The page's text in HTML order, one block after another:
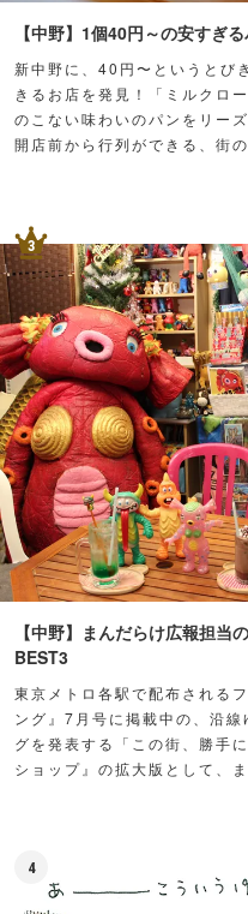
【中野】1個40円～の安すぎ
新中野に、40円〜というとび
きるお店を発見！「ミルクロ
のこない味わいのパンをリー
開店前から行列ができる、街
探るべくお店に突撃！安さや
3
【中野】まんだらけ広報担当
BEST3
東京メトロ各駅で配布される
ング』7月号に掲載中の、沿
グを発表する「この街、勝手
ショップ』の拡大版として、
4